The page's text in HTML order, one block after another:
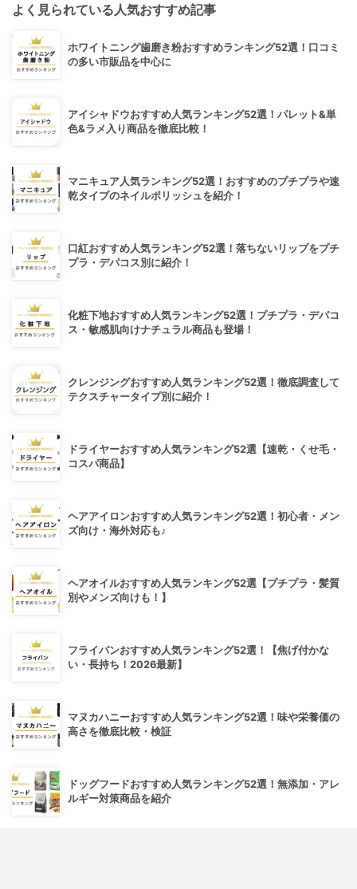
よく見られている人気おすすめ記事
ホワイトニング歯磨き粉おすすめランキング52選！口コミ
の多い市販品を中心に
アイシャドウおすすめ人気ランキング52選！パレット&単
色&ラメ入り商品を徹底比較！
マニキュア人気ランキング52選！おすすめのプチプラや速
乾タイプのネイルポリッシュを紹介！
口紅おすすめ人気ランキング52選！落ちないリップをプチ
プラ・デパコス別に紹介！
化粧下地おすすめ人気ランキング52選！プチプラ・デパコ
ス・敏感肌向けナチュラル商品も登場！
クレンジングおすすめ人気ランキング52選！徹底調査して
テクスチャータイプ別に紹介！
ドライヤーおすすめ人気ランキング52選【速乾・くせ毛・
コスパ商品】
ヘアアイロンおすすめ人気ランキング52選！初心者・メン
ズ向け・海外対応も♪
ヘアオイルおすすめ人気ランキング52選【プチプラ・髪質
別やメンズ向けも！】
フライパンおすすめ人気ランキング52選！【焦げ付かな
い・長持ち！2026最新】
マヌカハニーおすすめ人気ランキング52選！味や栄養価の
高さを徹底比較・検証
ドッグフードおすすめ人気ランキング52選！無添加・アレ
ルギー対策商品を紹介